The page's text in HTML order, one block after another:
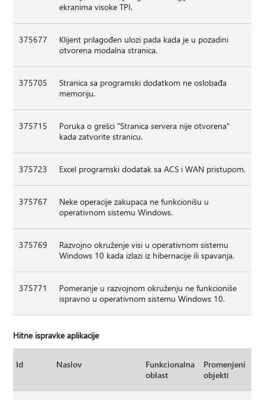
ekranima visoke TPI.
375677
Klijent prilagođen ulozi pada kada je u pozadini
otvorena modalna stranica.
375705
Stranica sa programski dodatkom ne oslobađa
memoriju.
375715
Poruka o grešci "Stranica servera nije otvorena"
kada zatvorite stranicu.
375723 Excel programski dodatak sa ACS i WAN pristupom.
375767
Neke operacije zakupaca ne funkcionišu u
operativnom sistemu Windows.
375769
Razvojno okruženje visi u operativnom sistemu
Windows 10 kada izlazi iz hibernacije ili spavanja.
375771
Pomeranje u razvojnom okruženju ne funkcioniše
ispravno u operativnom sistemu Windows 10.
Hitne ispravke aplikacije
Id Naslov
Funkcionalna
oblast
Promenjeni
objekti